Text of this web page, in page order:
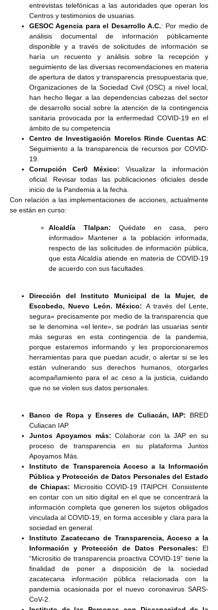
entrevistas telefónicas a las autoridades que operan los
Centros y testimonios de usuarias.
GESOC Agencia para el Desarrollo A.C.: Por medio de
análisis documental de información públicamente
disponible y a través de solicitudes de información se
haría un recuento y análisis sobre la recepción y
seguimiento de las diversas recomendaciones en materia
de apertura de datos y transparencia presupuestaria que,
Organizaciones de la Sociedad Civil (OSC) a nivel local,
han hecho llegar a las dependencias cabezas del sector
de desarrollo social sobre la atención de la contingencia
sanitaria provocada por la enfermedad COVID-19 en el
ámbito de su competencia
Centro de Investigación Morelos Rinde Cuentas AC:
Seguimiento a la transparencia de recursos por COVID-
19.
Corrupción Cer0 México: Visualizar la información
oficial. Revisar todas las publicaciones oficiales desde
inicio de la Pandemia a la fecha.
Con relación a las implementaciones de acciones, actualmente
se están en curso:
Alcaldía Tlalpan: Quédate en casa, pero
informado» Mantener a la población informada,
respecto de las solicitudes de información pública,
que esta Alcaldía atiende en materia de COVID-19
de acuerdo con sus facultades.
Dirección del Instituto Municipal de la Mujer, de
Escobedo, Nuevo León. México: A través del Lente,
segura» precisamente por medio de la transparencia que
se le denomina «el lente», se podrán las usuarias sentir
más seguras en esta contingencia de la pandemia,
porque estaremos informando y les proporcionaremos
herramientas para que puedan acudir, o alertar si se les
están vulnerando sus derechos humanos, otorgarles
acompañamiento para el ac ceso a la justicia, cuidando
que no se violen sus datos personales.
Banco de Ropa y Enseres de Culiacán, IAP: BRED
Culiacan IAP.
Juntos Apoyamos más:Colaborar con la JAP en su
proceso de transparencia en su plataforma Juntos
Apoyamos Más.
Instituto de Transparencia Acceso a la Información
Pública y Protección de Datos Personales del Estado
de Chiapas: Micrositio COVID-19 ITAIPCH. Consistente
en contar con un sitio digital en el que se concentrará la
información completa que generen los sujetos obligados
vinculada al COVID-19, en forma accesible y clara para la
sociedad en general.
Instituto Zacatecano de Transparencia, Acceso a la
Información y Protección de Datos Personales: El
“Micrositio de transparencia proactiva COVID-19” tiene la
finalidad de poner a disposición de la sociedad
zacatecana información pública relacionada con la
pandemia ocasionada por el nuevo coronavirus SARS-
CoV-2.